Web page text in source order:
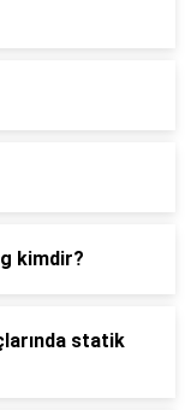
kimdir?
statik